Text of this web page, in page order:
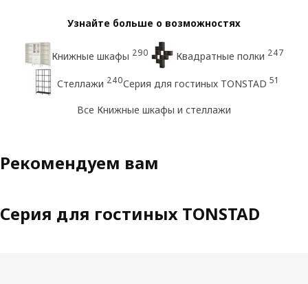
Узнайте больше о возможностях
Книжные шкафы 290 Квадратные полки 247
Стеллажи 240Серия для гостиных TONSTAD 51
Все Книжные шкафы и стеллажи
Рекомендуем вам
Серия для гостиных TONSTAD